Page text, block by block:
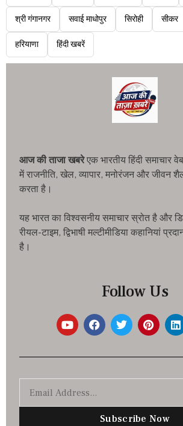
श्री गंगानगर सवाई माधोपुर सिरोही सीकर
हरियाणा हिंदी खबरें
आज की ताजा खबरेएक भारतीय हिंदी समाचार
में राजनीति, खेल, व्यापार, मनोरंजन और जीवन
करता है।
यह भारत का विश्वसनीय समाचार स्रोत है और
रीयल-टाइम, द्विभाषी मल्टीमीडिया कहानियां
है।
Follow Us
Subscribe Now